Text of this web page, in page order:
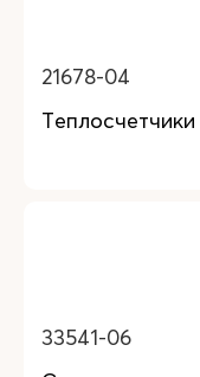
21678-04
Теплосчетчики
33541-06